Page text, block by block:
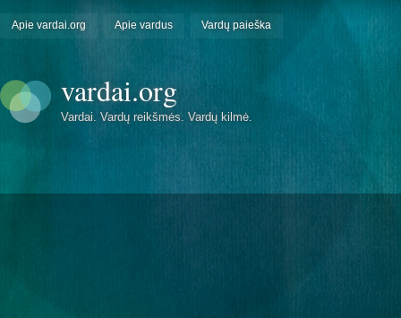
Apie vardai.org Apie vardus Vardų paieška
vardai.org
Vardai. Vardų reikšmės. Vardų kilmė.